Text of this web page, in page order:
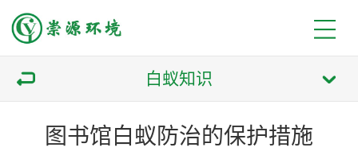
白蚁知识
图书馆白蚁防治的保护措施